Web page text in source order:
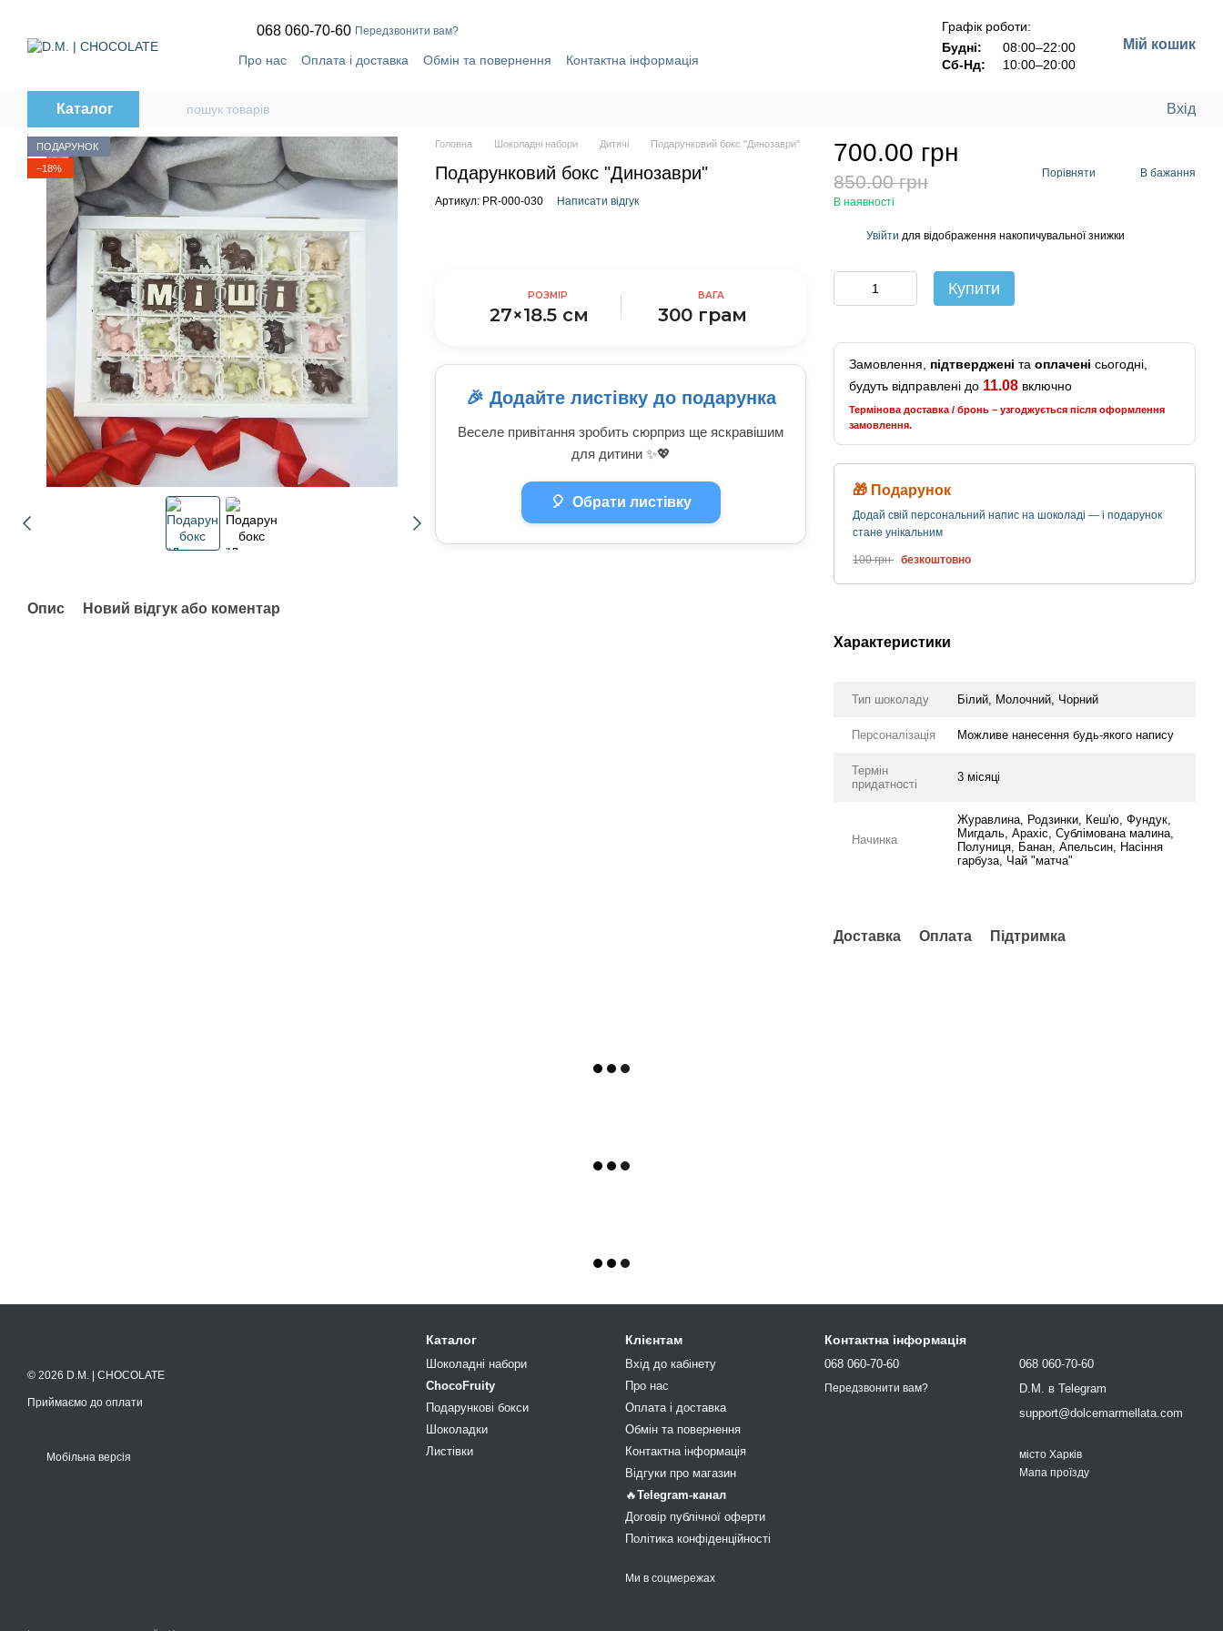
068 060-70-60 Передзвонити вам?
Про нас Оплата і доставка Обмін та повернення
Контактна інформація
Графік роботи:
Будні:
08:00–22:00
Сб-Нд:
10:00–20:00
Мій кошик
Каталог Вхід
ПОДАРУНОК
−18%
Головна Шоколадні набори Дитячі Подарунковий бокс "Динозаври"
Подарунковий бокс "Динозаври"
Артикул: PR-000-030 Написати відгук
РОЗМІР
27×18.5 см
ВАГА
300 грам
🎉 Додайте листівку до подарунка
Веселе привітання зробить сюрприз ще яскравішим
для дитини ✨💖
🎈 Обрати листівку
700.00 грн
850.00 грн
В наявності
Порівняти В бажання
Увійти для відображення накопичувальної знижки
Купити
Замовлення, підтверджені та оплачені сьогодні,
будуть відправлені до 11.08 включно
Термінова доставка / бронь – узгоджується після оформлення
замовлення.
🎁 Подарунок
Додай свій персональний напис на шоколаді — і подарунок
стане унікальним
100 грн безкоштовно
Характеристики
Тип шоколаду Білий, Молочний, Чорний
Персоналізація Можливе нанесення будь-якого напису
Термін
придатності
3 місяці
Начинка
Журавлина, Родзинки, Кеш'ю, Фундук,
Мигдаль, Арахіс, Сублімована малина,
Полуниця, Банан, Апельсин, Насіння
гарбуза, Чай "матча"
Доставка Оплата Підтримка
Опис Новий відгук або коментар
© 2026 D.M. | CHOCOLATE
Приймаємо до оплати
Мобільна версія
Каталог
Шоколадні набори
ChocoFruity
Подарункові бокси
Шоколадки
Листівки
Клієнтам
Вхід до кабінету
Про нас
Оплата і доставка
Обмін та повернення
Контактна інформація
Відгуки про магазин
🔥Telegram-канал
Договір публічної оферти
Політика конфіденційності
Ми в соцмережах
Контактна інформація
068 060-70-60
Передзвонити вам?
068 060-70-60
D.M. в Telegram
support@dolcemarmellata.com
місто Харків
Мапа проїзду